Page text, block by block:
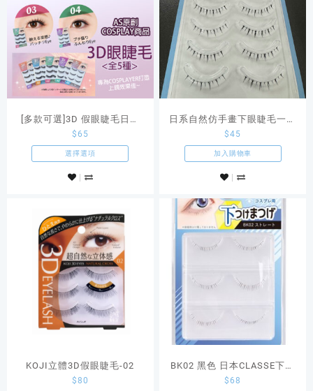
[多款可選]3D 假眼睫毛日本
Assist原創Cosplay商品
$65
選擇選項
日系自然仿手畫下眼睫毛一盒
五對
$45
加入購物車
KOJI立體3D假眼睫毛-02
$80
BK02 黑色 日本CLASSE下睫
毛假眼睫毛組
$68